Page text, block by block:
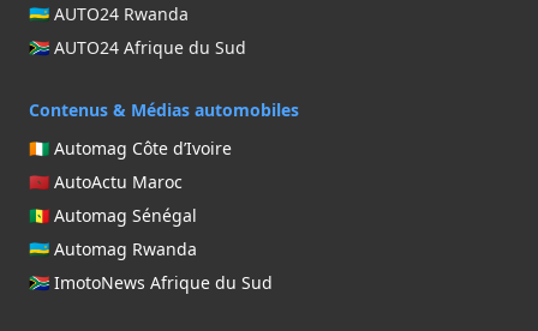
🇷🇼 AUTO24 Rwanda
🇿🇦 AUTO24 Afrique du Sud
Contenus & Médias automobiles
🇨🇮 Automag Côte d’Ivoire
🇲🇦 AutoActu Maroc
🇸🇳 Automag Sénégal
🇷🇼 Automag Rwanda
🇿🇦 ImotoNews Afrique du Sud